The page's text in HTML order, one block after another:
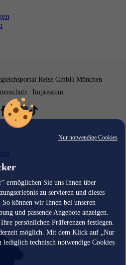
Nur notwendige Cookies
ermöglichen Sie uns Ihnen über
zu servieren und dieses
können wir Ihnen bei unseren
und passende Angebote anzeigen.
persönlichen Präferenzen festlegen.
möglich. Mit dem Klick auf „Nur
lediglich technisch notwendige Cookies
Reise GmbH München
Impressum